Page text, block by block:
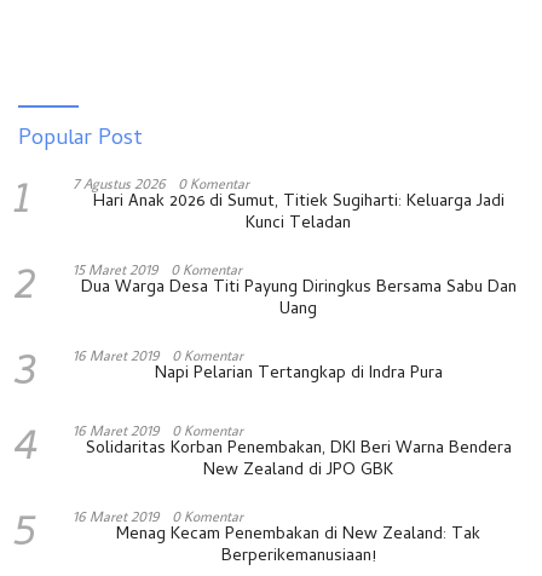
Popular Post
1 7 Agustus 2026 0 Komentar
Hari Anak 2026 di Sumut, Titiek Sugiharti: Keluarga Jadi
Kunci Teladan
2 15 Maret 2019 0 Komentar
Dua Warga Desa Titi Payung Diringkus Bersama Sabu Dan
Uang
3 16 Maret 2019 0 Komentar
Napi Pelarian Tertangkap di Indra Pura
4 16 Maret 2019 0 Komentar
Solidaritas Korban Penembakan, DKI Beri Warna Bendera
New Zealand di JPO GBK
5 16 Maret 2019 0 Komentar
Menag Kecam Penembakan di New Zealand: Tak
Berperikemanusiaan!